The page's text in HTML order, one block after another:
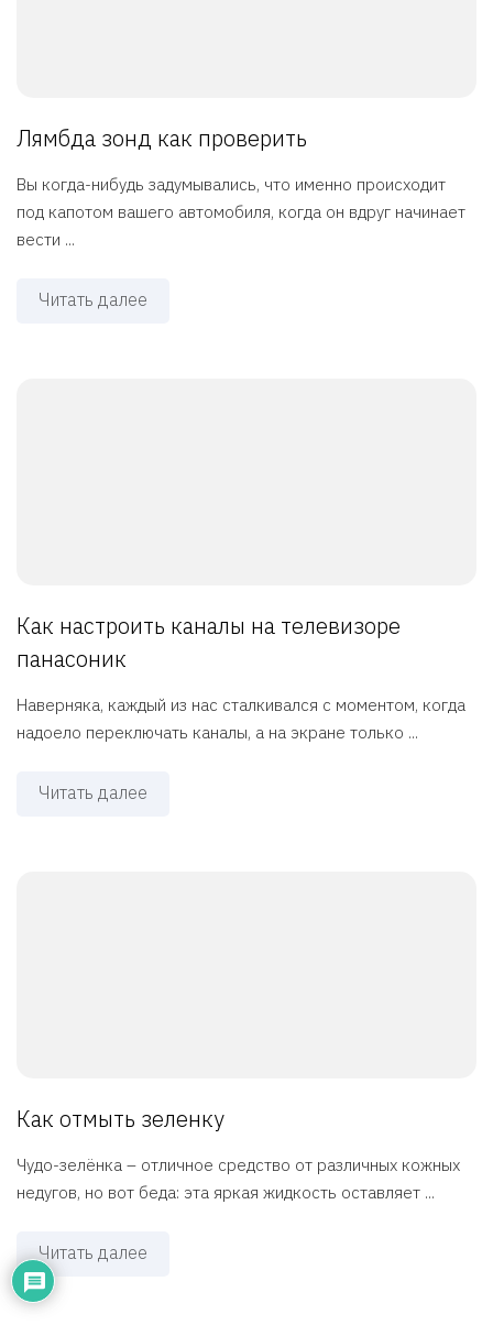
Лямбда зонд как проверить
Вы когда-нибудь задумывались, что именно происходит
под капотом вашего автомобиля, когда он вдруг начинает
вести ...
Читать далее
Как настроить каналы на телевизоре
панасоник
Наверняка, каждый из нас сталкивался с моментом, когда
надоело переключать каналы, а на экране только ...
Читать далее
Как отмыть зеленку
Чудо-зелёнка – отличное средство от различных кожных
недугов, но вот беда: эта яркая жидкость оставляет ...
Читать далее